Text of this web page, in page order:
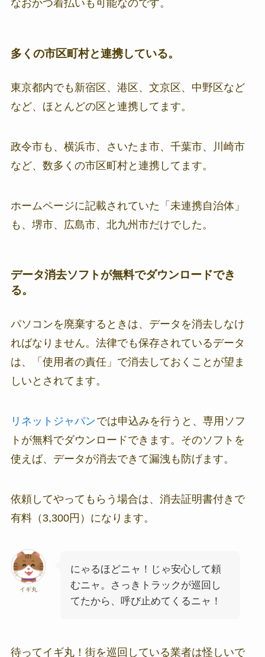
なおかつ着払いも可能なのです。
多くの市区町村と連携している。
東京都内でも新宿区、港区、文京区、中野区など
など、ほとんどの区と連携してます。
政令市も、横浜市、さいたま市、千葉市、川崎市
など、数多くの市区町村と連携してます。
ホームページに記載されていた「未連携自治体」
も、堺市、広島市、北九州市だけでした。
データ消去ソフトが無料でダウンロードでき
る。
パソコンを廃棄するときは、データを消去しなけ
ればなりません。法律でも保存されているデータ
は、「使用者の責任」で消去しておくことが望ま
しいとされてます。
リネットジャパンでは申込みを行うと、専用ソフ
トが無料でダウンロードできます。そのソフトを
使えば、データが消去できて漏洩も防げます。
依頼してやってもらう場合は、消去証明書付きで
有料（3,300円）になります。
イギ丸
にゃるほどニャ！じゃ安心して頼
むニャ。さっきトラックが巡回し
てたから、呼び止めてくるニャ！
待ってイギ丸！街を巡回している業者は怪しいで